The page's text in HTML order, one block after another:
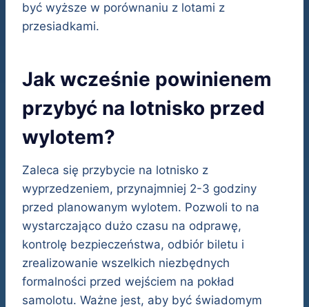
być wyższe w porównaniu z lotami z
przesiadkami.
Jak wcześnie powinienem
przybyć na lotnisko przed
wylotem?
Zaleca się przybycie na lotnisko z
wyprzedzeniem, przynajmniej 2-3 godziny
przed planowanym wylotem. Pozwoli to na
wystarczająco dużo czasu na odprawę,
kontrolę bezpieczeństwa, odbiór biletu i
zrealizowanie wszelkich niezbędnych
formalności przed wejściem na pokład
samolotu. Ważne jest, aby być świadomym